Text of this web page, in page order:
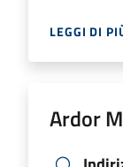
LEGGI DI
Ardor